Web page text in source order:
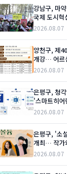
강남구, 마
국제 도시혁
2026.08.07
양천구, 제
개강… 어르
2026.08.07
은평구, 청
'스마트히
편의 높인다
2026.08.07
은평구, '소
개최… 작가
2026.08.07